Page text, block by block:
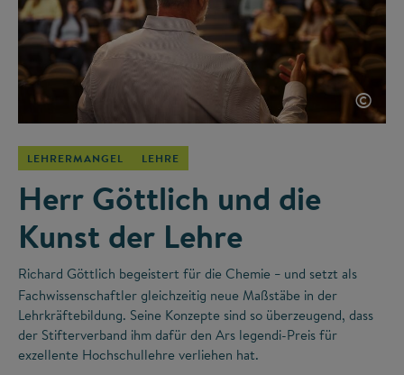
©
LEHRERMANGEL LEHRE
Herr Göttlich und die
Kunst der Lehre
Richard Göttlich begeistert für die Chemie – und setzt als
Fachwissenschaftler gleichzeitig neue Maßstäbe in der
Lehrkräftebildung. Seine Konzepte sind so überzeugend, dass
der Stifterverband ihm dafür den Ars legendi-Preis für
exzellente Hochschullehre verliehen hat.